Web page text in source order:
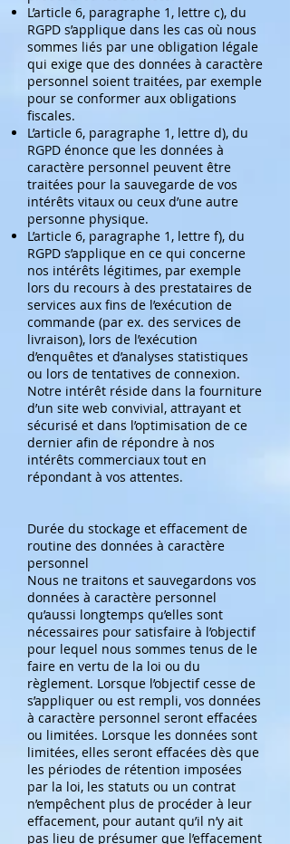
L’article 6, paragraphe 1, lettre c), du
RGPD s’applique dans les cas où nous
sommes liés par une obligation légale
qui exige que des données à caractère
personnel soient traitées, par exemple
pour se conformer aux obligations
fiscales.
L’article 6, paragraphe 1, lettre d), du
RGPD énonce que les données à
caractère personnel peuvent être
traitées pour la sauvegarde de vos
intérêts vitaux ou ceux d’une autre
personne physique.
L’article 6, paragraphe 1, lettre f), du
RGPD s’applique en ce qui concerne
nos intérêts légitimes, par exemple
lors du recours à des prestataires de
services aux fins de l’exécution de
commande (par ex. des services de
livraison), lors de l’exécution
d’enquêtes et d’analyses statistiques
ou lors de tentatives de connexion.
Notre intérêt réside dans la fourniture
d’un site web convivial, attrayant et
sécurisé et dans l’optimisation de ce
dernier afin de répondre à nos
intérêts commerciaux tout en
répondant à vos attentes.
Durée du stockage et effacement de
routine des données à caractère
personnel
Nous ne traitons et sauvegardons vos
données à caractère personnel
qu’aussi longtemps qu’elles sont
nécessaires pour satisfaire à l’objectif
pour lequel nous sommes tenus de le
faire en vertu de la loi ou du
règlement. Lorsque l’objectif cesse de
s’appliquer ou est rempli, vos données
à caractère personnel seront effacées
ou limitées. Lorsque les données sont
limitées, elles seront effacées dès que
les périodes de rétention imposées
par la loi, les statuts ou un contrat
n’empêchent plus de procéder à leur
effacement, pour autant qu’il n’y ait
pas lieu de présumer que l’effacement